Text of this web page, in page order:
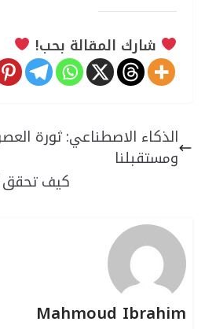
شارك المقالة بحب!
الذكاء الاصطناعي: ثورة
ومستقبلنا
كيف تحقق
Mahmoud Ibrahim